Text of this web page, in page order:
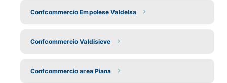
Confcommercio Empolese Valdelsa
Confcommercio Valdisieve
Confcommercio area Piana